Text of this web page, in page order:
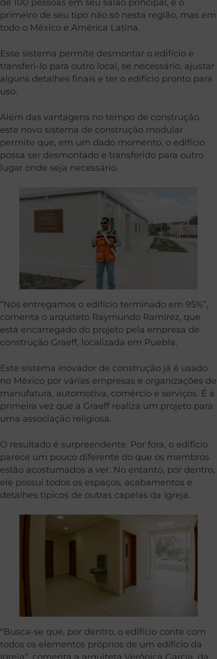
de 100 pessoas em seu salão principal, é o
primeiro de seu tipo não só nesta região, mas em
todo o México e América Latina.
Esse sistema permite desmontar o edifício e
transferi-lo para outro local, se necessário, ajustar
alguns detalhes finais e ter o edifício pronto para
uso.
Além das vantagens no tempo de construção,
este novo sistema de construção modular
permite que, em um dado momento, o edifício
possa ser desmontado e transferido para outro
lugar onde seja necessário.
“Nós entregamos o edifício terminado em 95%”,
comenta o arquiteto Raymundo Ramírez, que
está encarregado do projeto pela empresa de
construção Graeff, localizada em Puebla.
Este sistema inovador de construção já é usado
no México por várias empresas e organizações de
manufatura, automotiva, comércio e serviços. É a
primeira vez que a Graeff realiza um projeto para
uma associação religiosa.
O resultado é surpreendente. Por fora, o edifício
parece um pouco diferente do que os membros
estão acostumados a ver. No entanto, por dentro,
ele possui todos os espaços, acabamentos e
detalhes típicos de outras capelas da Igreja.
“Busca-se que, por dentro, o edifício conte com
todos os elementos próprios de um edifício da
Igreja”, comenta a arquiteta Verónica García, da